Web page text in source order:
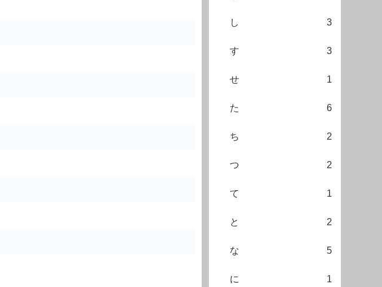
し 3
す 3
せ 1
た 6
ち 2
つ 2
て 1
と 2
な 5
に 1